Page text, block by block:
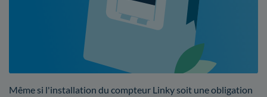
Même si l'installation du compteur Linky soit une obligation